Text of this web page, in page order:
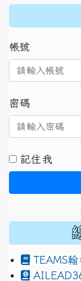
帳號
密碼
記住我
TEAMS翰